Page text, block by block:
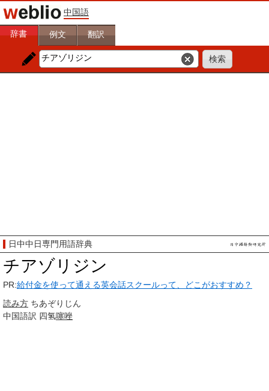
中国語
辞書 例文 翻訳
日中中日専門用語辞典
チアゾリジン
PR:給付金を使って通える英会話スクールって、どこがおすすめ？
読み方 ちあぞりじん
中国語訳 四氢噻唑